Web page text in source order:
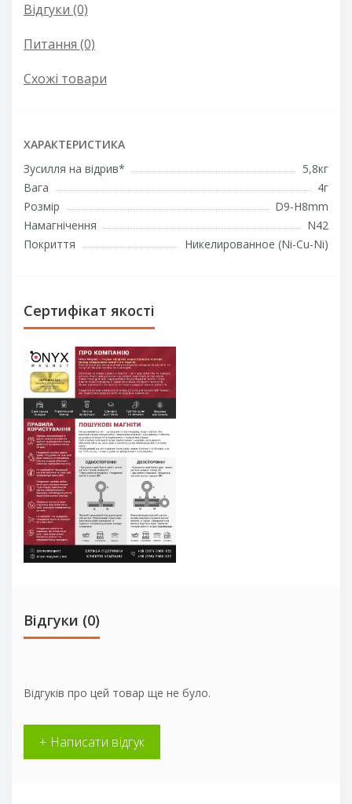
Відгуки (0)
Питання (0)
Схожі товари
ХАРАКТЕРИСТИКА
Зусилля на відрив*
5,8кг
Вага
4г
Розмір
D9-H8mm
Намагнічення
N42
Покриття
Никелированное (Ni-Cu-Ni)
Сертифікат якості
Відгуки (0)
Відгуків про цей товар ще не було.
+ Написати відгук